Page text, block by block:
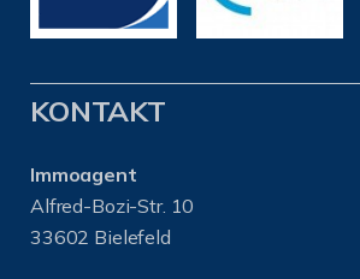
KONTAKT
Immoagent
Alfred-Bozi-Str. 10
33602 Bielefeld